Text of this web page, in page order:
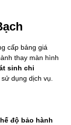
cấp bảng giá
thay màn hình
sinh chi
dụng dịch vụ.
độ bảo hành